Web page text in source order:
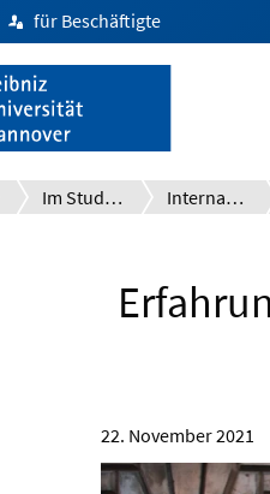
für Beschäftigte
Im Studium International
22. November 2021